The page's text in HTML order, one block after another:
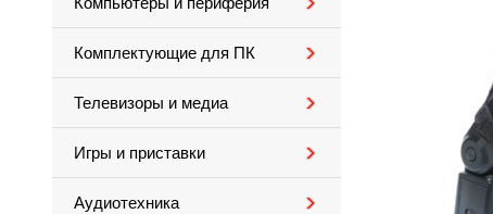
Комплектующие для ПК
Телевизоры и медиа
Игры и приставки
Аудиотехника